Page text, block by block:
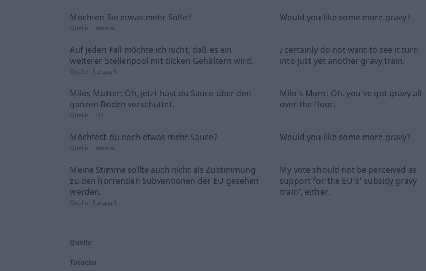
Möchten Sie etwas mehr Soße? Would you like some more gravy?
Quelle: Tatoeba
Auf jeden Fall möchte ich nicht, daß es ein
weiterer Stellenpool mit dicken Gehältern wird.
I certainly do not want to see it turn
into just yet another gravy train.
Quelle: Europarl
Milos Mutter: Oh, jetzt hast du Sauce über den
ganzen Boden verschüttet.
Milo's Mom: Oh, you've got gravy all
over the floor.
Quelle: TED
Möchtest du noch etwas mehr Sauce? Would you like some more gravy?
Quelle: Tatoeba
Meine Stimme sollte auch nicht als Zustimmung
zu den horrenden Subventionen der EU gesehen
werden.
My vote should not be perceived as
support for the EU's' subsidy gravy
train', either.
Quelle: Europarl
Quelle
Tatoeba